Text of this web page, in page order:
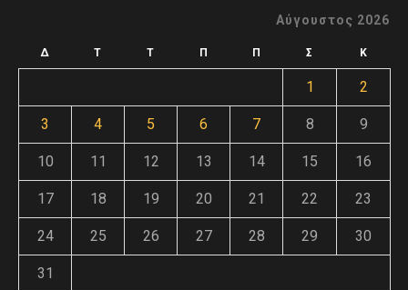
Αύγουστος 2026
Δ Τ Τ Π Π Σ Κ
1 2
3 4 5 6 7 8 9
10 11 12 13 14 15 16
17 18 19 20 21 22 23
24 25 26 27 28 29 30
31